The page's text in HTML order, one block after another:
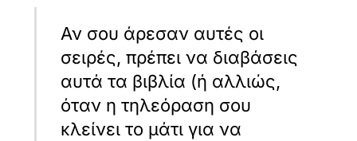
Αν σου άρεσαν αυτές οι
σειρές, πρέπει να διαβάσεις
αυτά τα βιβλία (ή αλλιώς,
όταν η τηλεόραση σου
κλείνει το μάτι για να